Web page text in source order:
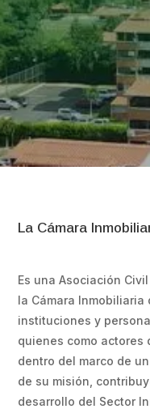
La Cámara
Es una Asociación
la Cámara Inmobiliaria
instituciones y
quienes como actores
dentro del marco de
de su misión,
desarrollo del Sector